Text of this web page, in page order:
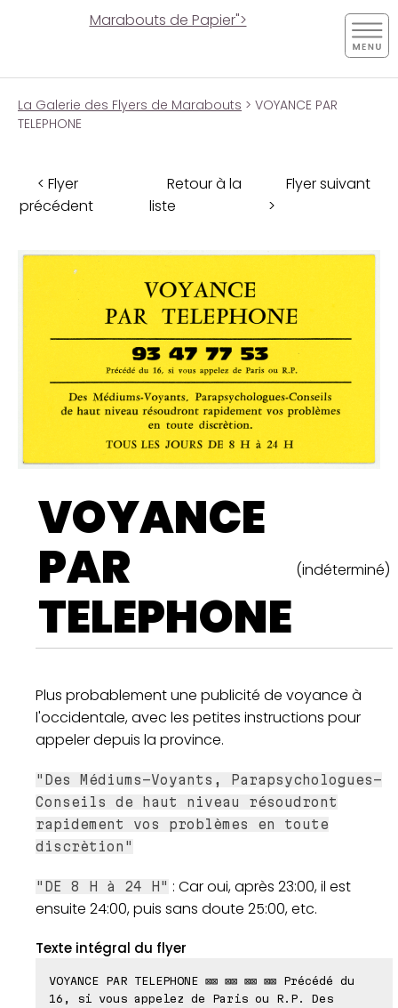
Marabouts de Papier">
La Galerie des Flyers de Marabouts > VOYANCE PAR
TELEPHONE
< Flyer
précédent
Retour à la
liste
Flyer suivant
>
VOYANCE
PAR
TELEPHONE
(indéterminé)
Plus probablement une publicité de voyance à
l'occidentale, avec les petites instructions pour
appeler depuis la province.
"Des Médiums-Voyants, Parapsychologues-
Conseils de haut niveau résoudront
rapidement vos problèmes en toute
discrètion"
"DE 8 H à 24 H" : Car oui, après 23:00, il est
ensuite 24:00, puis sans doute 25:00, etc.
Texte intégral du flyer
VOYANCE PAR TELEPHONE ⊠⊠ ⊠⊠ ⊠⊠ ⊠⊠ Précédé du
16, si vous appelez de Paris ou R.P. Des